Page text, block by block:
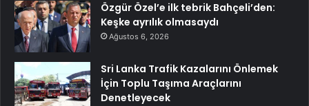
Özgür Özel’e ilk tebrik Bahçeli’den:
Keşke ayrılık olmasaydı
Ağustos 6, 2026
Sri Lanka Trafik Kazalarını Önlemek
İçin Toplu Taşıma Araçlarını
Denetleyecek